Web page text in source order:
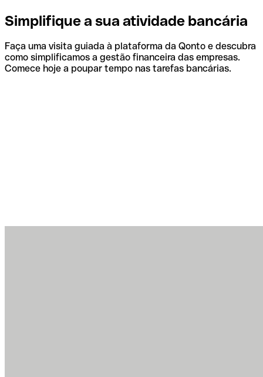
Simplifique a sua atividade bancária
Faça uma visita guiada à plataforma da Qonto e descubra
como simplificamos a gestão financeira das empresas.
Comece hoje a poupar tempo nas tarefas bancárias.